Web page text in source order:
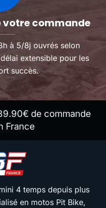
votre commande
à 5/8j ouvrés selon
extensible pour les
succès.
de commande
France
4 temps depuis plus
en motos Pit Bike,